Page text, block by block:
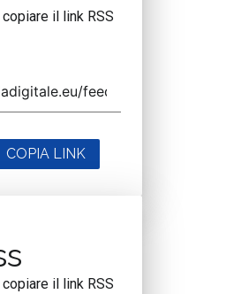
il link RSS
COPIA LINK
il link RSS